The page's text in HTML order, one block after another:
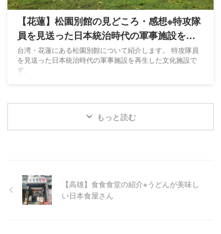
【花蓮】松園別館の見どころ・感想※特攻隊
員を見送った日本統治時代の軍事施設を再
生
台湾・花蓮にある松園別館について紹介します。 特攻隊員
を見送った日本統治時代の軍事施設を再生した文化施設で
す。
もっと読む
【高雄】食食食堂の紹介※うどんが美味し
い日本食屋さん